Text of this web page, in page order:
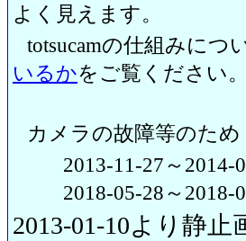
よく見えます。
totsucamの仕組みにつ
いるかをご覧ください。
カメラの故障等のた
2013-11-27～2014-
2018-05-28～2018-
2013-01-10より静